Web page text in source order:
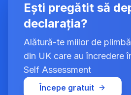
Ești pregătit să
declarația?
Alătură-te miilor de
din UK care au încredere
Self Assessment
Începe gratuit